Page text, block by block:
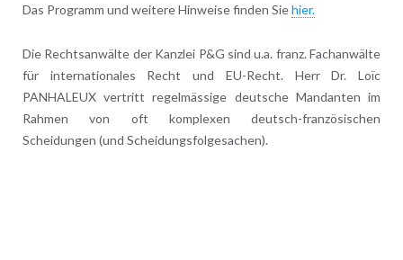
Das Programm und weitere Hinweise finden Siehier.
Die Rechtsanwälte der Kanzlei P&G sind u.a. franz. Fachanwälte
für internationales Recht und EU-Recht. Herr Dr. Loïc
PANHALEUX vertritt regelmässige deutsche Mandanten im
Rahmen von oft komplexen deutsch-französischen
Scheidungen (und Scheidungsfolgesachen).